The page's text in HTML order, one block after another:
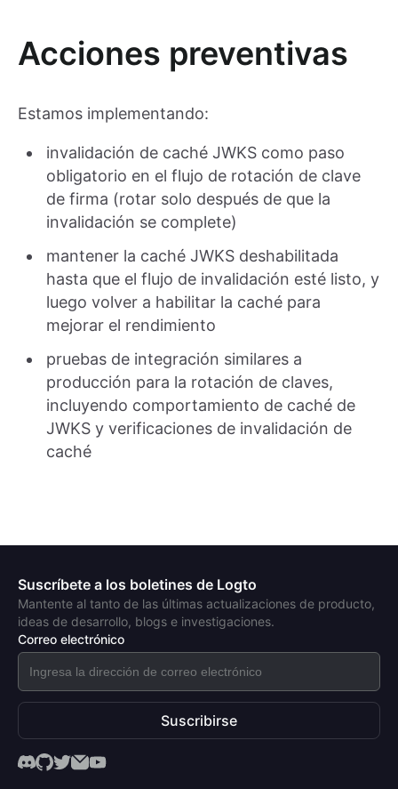
Acciones preventivas
Estamos implementando:
invalidación de caché JWKS como paso
obligatorio en el flujo de rotación de clave
de firma (rotar solo después de que la
invalidación se complete)
mantener la caché JWKS deshabilitada
hasta que el flujo de invalidación esté listo, y
luego volver a habilitar la caché para
mejorar el rendimiento
pruebas de integración similares a
producción para la rotación de claves,
incluyendo comportamiento de caché de
JWKS y verificaciones de invalidación de
caché
Suscríbete a los boletines de Logto
Mantente al tanto de las últimas actualizaciones de producto,
ideas de desarrollo, blogs e investigaciones.
Correo electrónico
Suscribirse